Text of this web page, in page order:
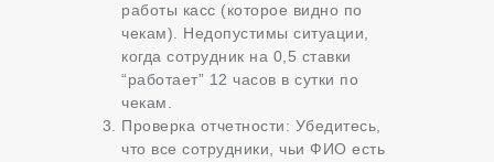
работы касс (которое видно по
чекам). Недопустимы ситуации,
когда сотрудник на 0,5 ставки
“работает” 12 часов в сутки по
чекам.
Проверка отчетности: Убедитесь,
что все сотрудники, чьи ФИО есть